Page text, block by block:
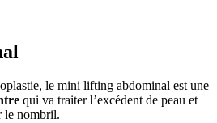
le mini lifting abdominal est une
qui va traiter l’excédent de peau et
le nombril.